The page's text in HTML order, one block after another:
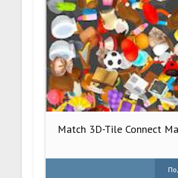
Match 3D-Tile Connect